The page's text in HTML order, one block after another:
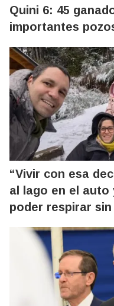
Quini 6: 45
importantes
“Vivir con esa
al lago en el
poder respirar